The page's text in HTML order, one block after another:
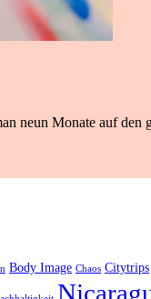
neun Monate auf
Body Image Chaos Citytrips